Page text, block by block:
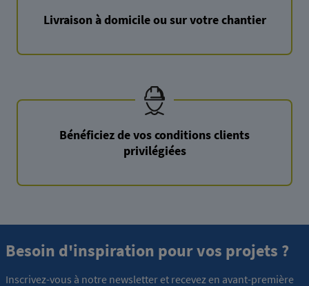
Livraison à domicile ou sur votre chantier
Bénéficiez de vos conditions clients
privilégiées
Besoin d'inspiration pour vos projets ?
Inscrivez-vous à notre newsletter et recevez en avant-première